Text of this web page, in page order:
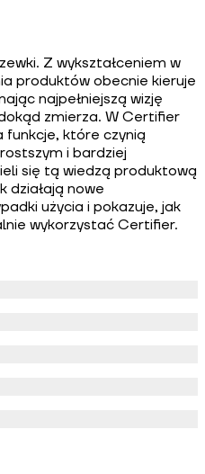
Z wykształceniem w
produktów obecnie kieruje
najpełniejszą wizję
zmierza. W Certifier
funkcje, które czynią
i bardziej
się tą wiedzą produktową
działają nowe
użycia i pokazuje, jak
wykorzystać Certifier.